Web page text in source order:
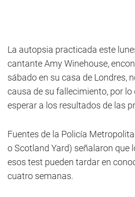
La autopsia practicada este
cantante Amy Winehouse,
sábado en su casa de Londres,
causa de su fallecimiento, por lo
esperar a los resultados de las
Fuentes de la Policía
o Scotland Yard) señalaron que
esos test pueden tardar en
cuatro semanas.